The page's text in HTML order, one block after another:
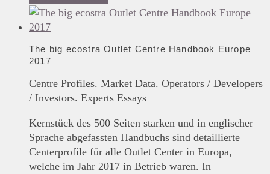
The big ecostra Outlet Centre Handbook Europe
2017
Centre Profiles. Market Data. Operators / Developers
/ Investors. Experts Essays
Kernstück des 500 Seiten starken und in englischer
Sprache abgefassten Handbuchs sind detaillierte
Centerprofile für alle Outlet Center in Europa,
welche im Jahr 2017 in Betrieb waren. In